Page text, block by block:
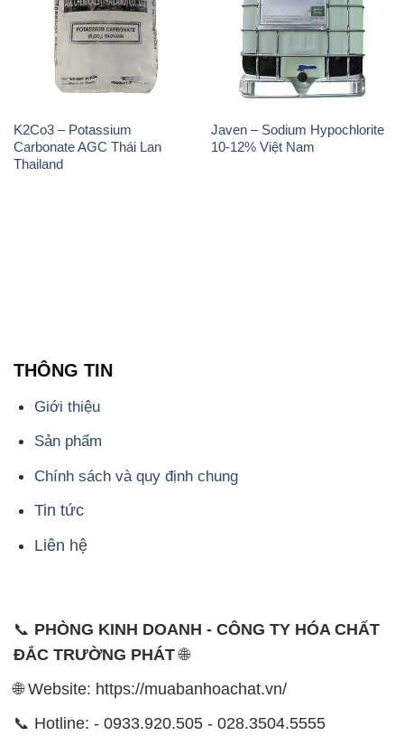
K2Co3 – Potassium
Carbonate AGC Thái Lan
Thailand
Javen – Sodium Hypochlorite
10-12% Việt Nam
THÔNG TIN
Giới thiệu
Sản phẩm
Chính sách và quy định chung
Tin tức
Liên hệ
📞 PHÒNG KINH DOANH - CÔNG TY HÓA CHẤT
ĐẮC TRƯỜNG PHÁT🌐
🌐 Website: https://muabanhoachat.vn/
📞 Hotline: - 0933.920.505 - 028.3504.5555